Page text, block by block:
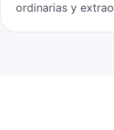
ordinarias y